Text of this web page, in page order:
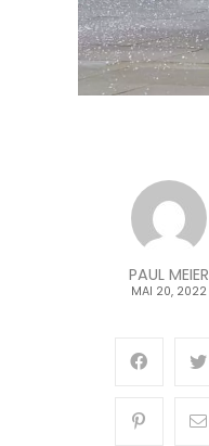
PAUL MEIER
MAI 20, 2022